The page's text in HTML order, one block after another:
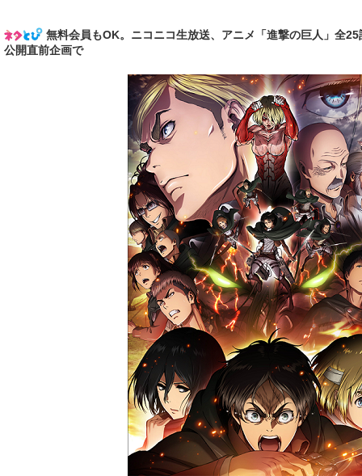
無料会員もOK。ニコニコ生放送、アニメ「進撃の巨人」全
公開直前企画で